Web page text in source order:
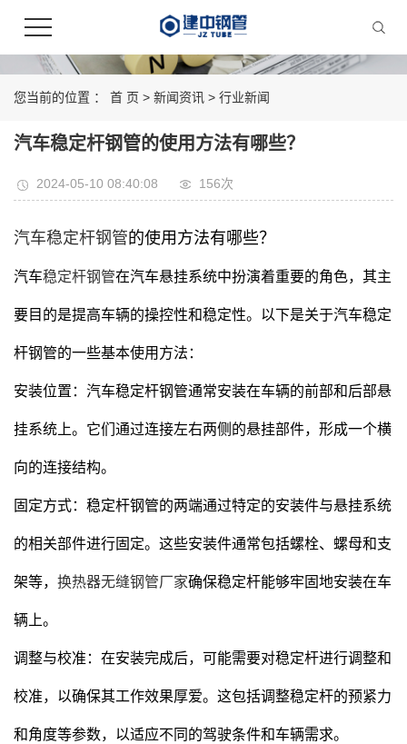
您当前的位置 ： 首 页 > 新闻资讯 > 行业新闻
汽车稳定杆钢管的使用方法有哪些？
2024-05-10 08:40:08 156次
汽车稳定杆钢管的使用方法有哪些？
汽车稳定杆钢管在汽车悬挂系统中扮演着重要的角色，其主
要目的是提高车辆的操控性和稳定性。以下是关于汽车稳定
杆钢管的一些基本使用方法：
安装位置：汽车稳定杆钢管通常安装在车辆的前部和后部悬
挂系统上。它们通过连接左右两侧的悬挂部件，形成一个横
向的连接结构。
固定方式：稳定杆钢管的两端通过特定的安装件与悬挂系统
的相关部件进行固定。这些安装件通常包括螺栓、螺母和支
架等， 换热器无缝钢管厂家确保稳定杆能够牢固地安装在车
辆上。
调整与校准：在安装完成后，可能需要对稳定杆进行调整和
校准，以确保其工作效果厚爱。这包括调整稳定杆的预紧力
和角度等参数，以适应不同的驾驶条件和车辆需求。